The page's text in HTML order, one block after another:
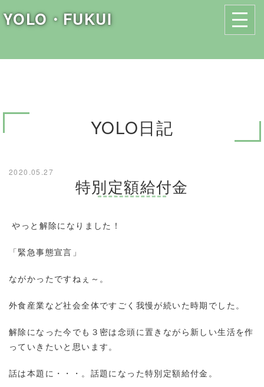
YOLO・FUKUI
YOLO日記
2020.05.27
特別定額給付金
やっと解除になりました！
「緊急事態宣言」
ながかったですねぇ～。
外食産業など社会全体ですごく我慢が続いた時期でした。
解除になった今でも３密は念頭に置きながら新しい生活を作
っていきたいと思います。
話は本題に・・・。話題になった特別定額給付金。